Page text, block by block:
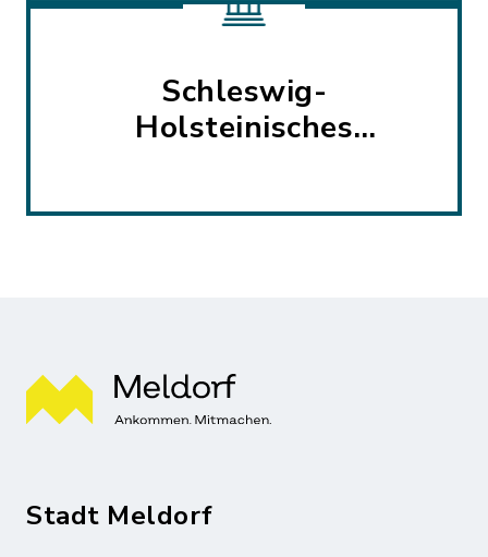
Schleswig-
Holsteinisches
Stadt Meldorf